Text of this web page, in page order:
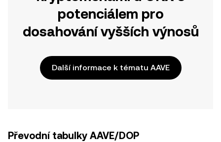
potenciálem pro
dosahování vyšších výnosů
Další informace k tématu AAVE
Převodní tabulky AAVE/DOP